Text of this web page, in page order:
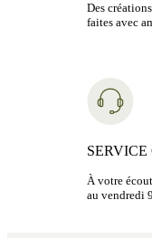
Des
faites avec
À votre
au vendredi